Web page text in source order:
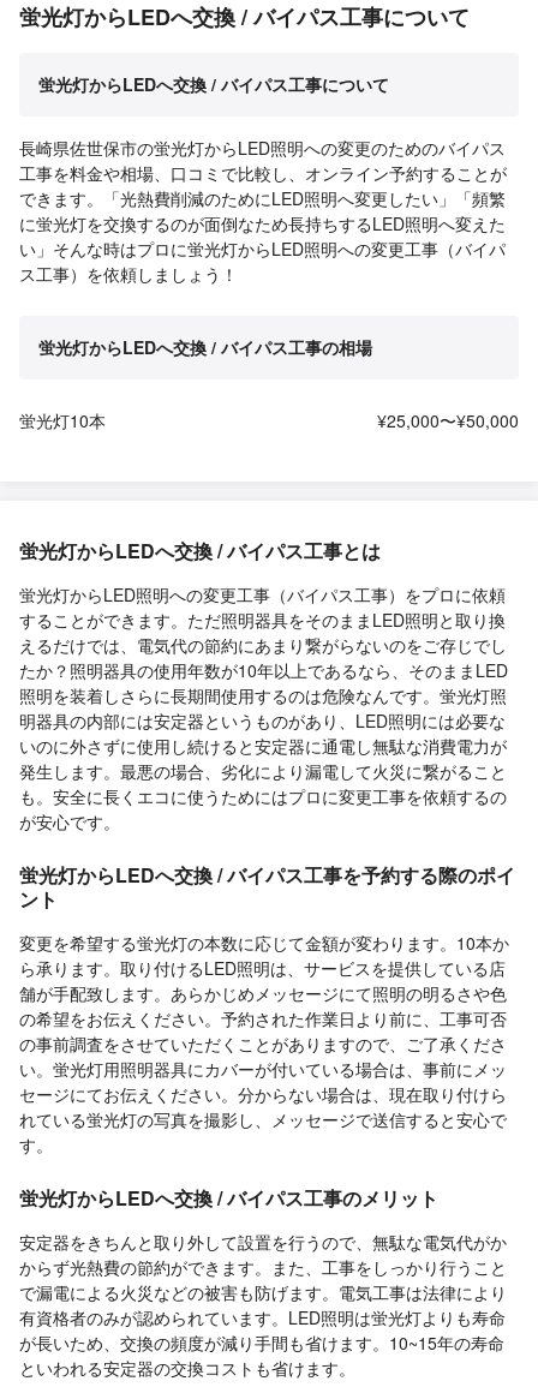
蛍光灯からLEDへ交換 / バイパス工事について
蛍光灯からLEDへ交換 / バイパス工事について
長崎県佐世保市の蛍光灯からLED照明への変更のためのバイパス
工事を料金や相場、口コミで比較し、オンライン予約することが
できます。「光熱費削減のためにLED照明へ変更したい」「頻繁
に蛍光灯を交換するのが面倒なため長持ちするLED照明へ変えた
い」そんな時はプロに蛍光灯からLED照明への変更工事（バイパ
ス工事）を依頼しましょう！
蛍光灯からLEDへ交換 / バイパス工事の相場
蛍光灯10本 ¥25,000〜¥50,000
蛍光灯からLEDへ交換 / バイパス工事とは
蛍光灯からLED照明への変更工事（バイパス工事）をプロに依頼
することができます。ただ照明器具をそのままLED照明と取り換
えるだけでは、電気代の節約にあまり繋がらないのをご存じでし
たか？照明器具の使用年数が10年以上であるなら、そのままLED
照明を装着しさらに長期間使用するのは危険なんです。蛍光灯照
明器具の内部には安定器というものがあり、LED照明には必要な
いのに外さずに使用し続けると安定器に通電し無駄な消費電力が
発生します。最悪の場合、劣化により漏電して火災に繋がること
も。安全に長くエコに使うためにはプロに変更工事を依頼するの
が安心です。
蛍光灯からLEDへ交換 / バイパス工事を予約する際のポイ
ント
変更を希望する蛍光灯の本数に応じて金額が変わります。10本か
ら承ります。取り付けるLED照明は、サービスを提供している店
舗が手配致します。あらかじめメッセージにて照明の明るさや色
の希望をお伝えください。予約された作業日より前に、工事可否
の事前調査をさせていただくことがありますので、ご了承くださ
い。蛍光灯用照明器具にカバーが付いている場合は、事前にメッ
セージにてお伝えください。分からない場合は、現在取り付けら
れている蛍光灯の写真を撮影し、メッセージで送信すると安心で
す。
蛍光灯からLEDへ交換 / バイパス工事のメリット
安定器をきちんと取り外して設置を行うので、無駄な電気代がか
からず光熱費の節約ができます。また、工事をしっかり行うこと
で漏電による火災などの被害も防げます。電気工事は法律により
有資格者のみが認められています。LED照明は蛍光灯よりも寿命
が長いため、交換の頻度が減り手間も省けます。10~15年の寿命
といわれる安定器の交換コストも省けます。